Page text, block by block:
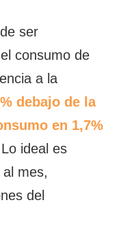
ser
consumo de
a la
debajo de la
en 1,7%
ideal es
mes,
del